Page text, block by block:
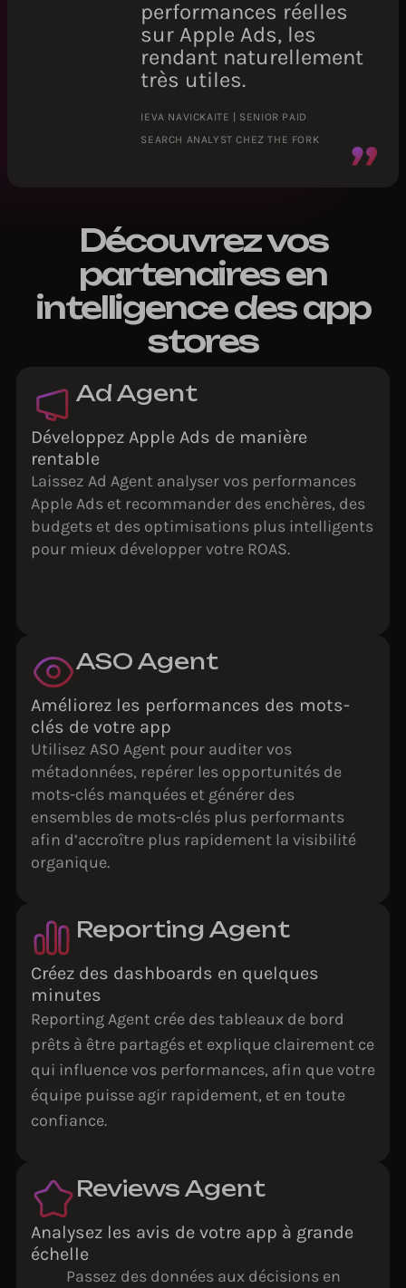
performances réelles
sur Apple Ads, les
rendant naturellement
très utiles.
IEVA NAVICKAITE | SENIOR PAID
SEARCH ANALYST CHEZ THE FORK
Découvrez vos
partenaires en
intelligence des app
stores
Ad Agent
Développez Apple Ads de manière
rentable
Laissez Ad Agent analyser vos performances
Apple Ads et recommander des enchères, des
budgets et des optimisations plus intelligents
pour mieux développer votre ROAS.
ASO Agent
Améliorez les performances des mots-
clés de votre app
Utilisez ASO Agent pour auditer vos
métadonnées, repérer les opportunités de
mots-clés manquées et générer des
ensembles de mots-clés plus performants
afin d’accroître plus rapidement la visibilité
organique.
Reporting Agent
Créez des dashboards en quelques
minutes
Reporting Agent crée des tableaux de bord
prêts à être partagés et explique clairement ce
qui influence vos performances, afin que votre
équipe puisse agir rapidement, et en toute
confiance.
Reviews Agent
Analysez les avis de votre app à grande
échelle
Passez des données aux décisions en